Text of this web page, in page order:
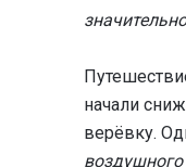
начали
верёвку.
воздушного